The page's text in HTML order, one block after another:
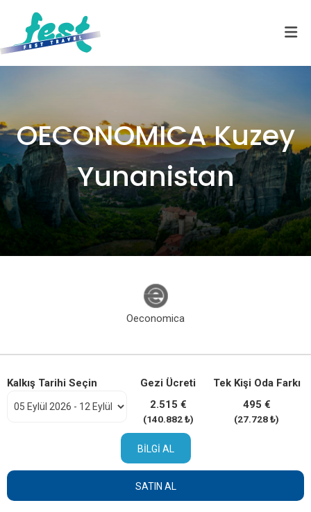
OECONOMICA Kuzey
Yunanistan
Oeconomica
Kalkış Tarihi Seçin
Gezi Ücreti
2.515 €
(140.882 ₺)
Tek Kişi Oda Farkı
495 €
(27.728 ₺)
BILGI AL
SATIN AL